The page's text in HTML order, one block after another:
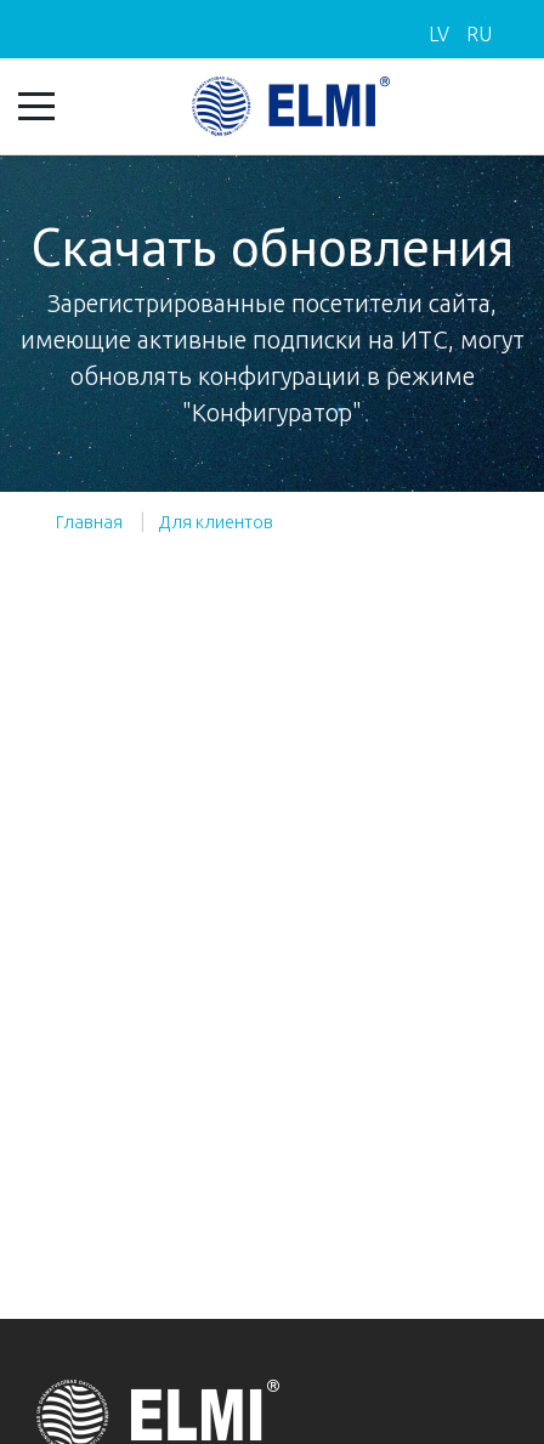
LV RU
Скачать обновления
Зарегистрированные посетители сайта,
имеющие активные подписки на ИТС, могут
обновлять конфигурации в режиме
"Конфигуратор"
Главная Для клиентов